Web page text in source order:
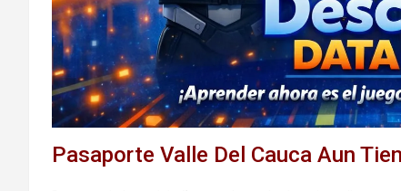
Pasaporte Valle Del Cauca Aun